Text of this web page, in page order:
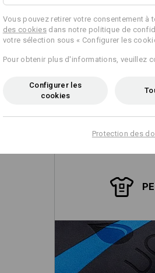
Vous pouvez retirer votre consentement
des cookies dans notre politique de
votre sélection sous « Configurer les
Pour obtenir plus d'informations, veuillez
Configurer les
cookies
Protection des